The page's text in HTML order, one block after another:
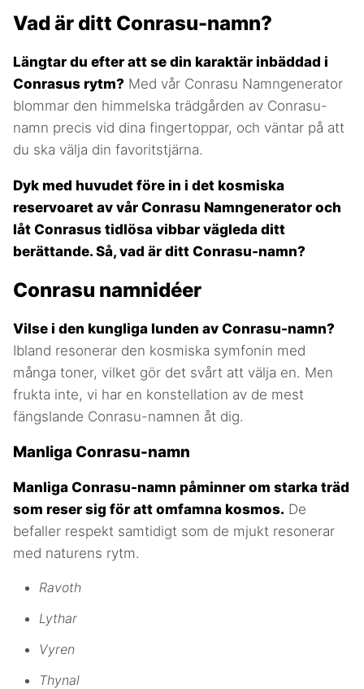
Vad är ditt Conrasu-namn?
Längtar du efter att se din karaktär inbäddad i
Conrasus rytm? Med vår Conrasu Namngenerator
blommar den himmelska trädgården av Conrasu-
namn precis vid dina fingertoppar, och väntar på att
du ska välja din favoritstjärna.
Dyk med huvudet före in i det kosmiska
reservoaret av vår Conrasu Namngenerator och
låt Conrasus tidlösa vibbar vägleda ditt
berättande. Så, vad är ditt Conrasu-namn?
Conrasu namnidéer
Vilse i den kungliga lunden av Conrasu-namn?
Ibland resonerar den kosmiska symfonin med
många toner, vilket gör det svårt att välja en. Men
frukta inte, vi har en konstellation av de mest
fängslande Conrasu-namnen åt dig.
Manliga Conrasu-namn
Manliga Conrasu-namn påminner om starka träd
som reser sig för att omfamna kosmos. De
befaller respekt samtidigt som de mjukt resonerar
med naturens rytm.
Ravoth
Lythar
Vyren
Thynal